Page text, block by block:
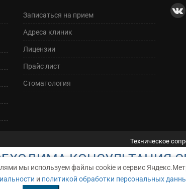
мы используем файлы cookie и сервис
и политикой обработки персональных
Записаться на прием
Адреса клиник
Лицензии
Прайс лист
Стоматология
Техническое
КОНСУЛЬТАЦИЯ
НЕ ЯВЛЯЕТСЯ ПУБЛИЧНОЙ ОФЕРТОЙ,